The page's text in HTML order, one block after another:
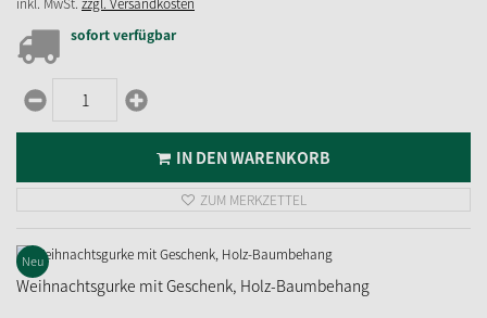
sofort verfügbar
IN DEN WARENKORB
ZUM MERKZETTEL
Neu
Weihnachtsgurke mit Geschenk, Holz-Baumbehang